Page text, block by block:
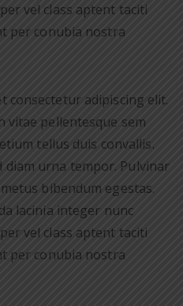
vel class aptent taciti
per conubia nostra
consectetur adipiscing elit.
vitae pellentesque sem
tellus duis convallis.
diam urna tempor. Pulvinar
bibendum egestas.
lacinia integer nunc
vel class aptent taciti
per conubia nostra